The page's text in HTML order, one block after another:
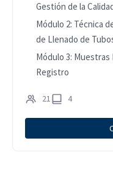
Gestión de la
Módulo 2: Técnica
de Llenado de
Módulo 3:
Registro
21 4